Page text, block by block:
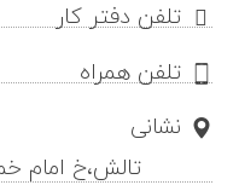
تلفن دفتر کار
تلفن همراه
نشانی
تالش،خ امام